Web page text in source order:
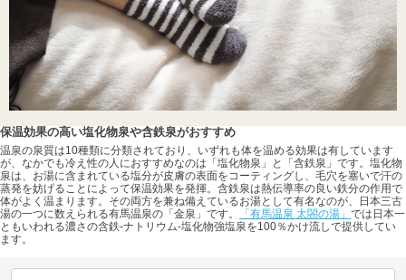
保温効果の高い塩化物泉や含鉄泉がおすすめ
温泉の泉質は10種類に分類されており、いずれも体を温める効果は有しています
が、なかでも冷え性の人におすすめなのは「塩化物泉」と「含鉄泉」です。塩化物
泉は、お湯に含まれている塩分が皮膚の表面をコーティングし、毛穴を塞いで汗の
蒸発を妨げることによって保温効果を発揮。含鉄泉は熱伝導率の良い鉄分の作用で
体がよく温まります。その両方を兼ね備えているお湯として有名なのが、日本三古
湯の一つに数えられる有馬温泉の「金泉」です。
「有馬温泉 太閤の湯」 では日本一
ともいわれる濃さの含鉄-ナトリウム-塩化物強塩泉を100％かけ流しで提供してい
ます。